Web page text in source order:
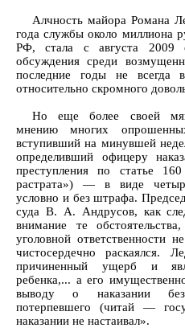
Алчность майора Романа
года службы около миллиона
РФ, стала с августа 2009
обсуждения среди
последние годы не всегда
относительно скромного
Но еще более своей
мнению многих
вступивший на минувшей
определивший офицеру
преступления по статье
растрата») — в виде
условно и без штрафа.
суда В. А. Андрусов, как
внимание те
уголовной ответственности
чистосердечно раскаялся.
причиненный ущерб и
ребенка,... а его
выводу о наказании
потерпевшего (читай —
наказании не настаивал».